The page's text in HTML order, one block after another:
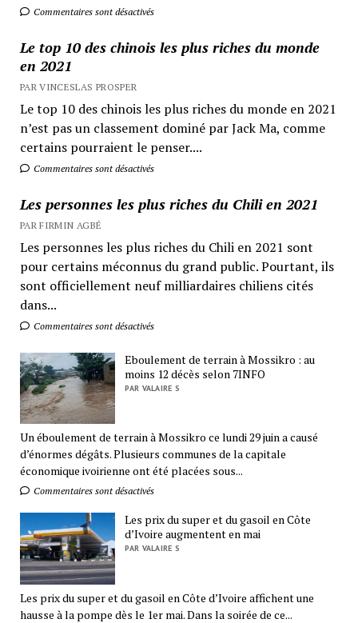
Commentaires sont désactivés
Le top 10 des chinois les plus riches du monde
en 2021
PAR VINCESLAS PROSPER
Le top 10 des chinois les plus riches du monde en 2021
n’est pas un classement dominé par Jack Ma, comme
certains pourraient le penser....
Commentaires sont désactivés
Les personnes les plus riches du Chili en 2021
PAR FIRMIN AGBÉ
Les personnes les plus riches du Chili en 2021 sont
pour certains méconnus du grand public. Pourtant, ils
sont officiellement neuf milliardaires chiliens cités
dans...
Commentaires sont désactivés
Eboulement de terrain à Mossikro : au
moins 12 décès selon 7INFO
PAR VALAIRE S
Un éboulement de terrain à Mossikro ce lundi 29 juin a causé
d’énormes dégâts. Plusieurs communes de la capitale
économique ivoirienne ont été placées sous...
Commentaires sont désactivés
Les prix du super et du gasoil en Côte
d’Ivoire augmentent en mai
PAR VALAIRE S
Les prix du super et du gasoil en Côte d’Ivoire affichent une
hausse à la pompe dès le 1er mai. Dans la soirée de ce...